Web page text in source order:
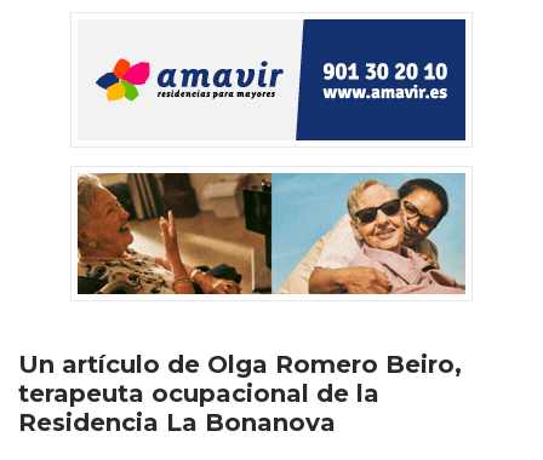
Un artículo de Olga Romero Beiro,
terapeuta ocupacional de la
Residencia La Bonanova